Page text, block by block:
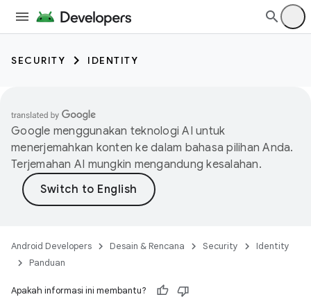
SECURITY IDENTITY
Google menggunakan teknologi AI untuk
menerjemahkan konten ke dalam bahasa pilihan Anda.
Terjemahan AI mungkin mengandung kesalahan.
Android Developers Desain & Rencana Security
Identity
Panduan
Apakah informasi ini membantu?